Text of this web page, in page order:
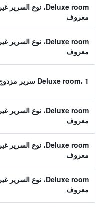
Deluxe room، نوع السرير غير
معروف
Deluxe room، نوع السرير غير
معروف
Deluxe room، 1 سرير مزدوج
Deluxe room، نوع السرير غير
معروف
Deluxe room، نوع السرير غير
معروف
Deluxe room، نوع السرير غير
معروف